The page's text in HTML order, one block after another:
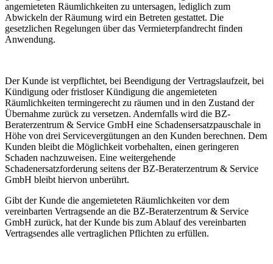
angemieteten Räumlichkeiten zu untersagen, lediglich zum
Abwickeln der Räumung wird ein Betreten gestattet. Die
gesetzlichen Regelungen über das Vermieterpfandrecht finden
Anwendung.
Der Kunde ist verpflichtet, bei Beendigung der Vertragslaufzeit, bei
Kündigung oder fristloser Kündigung die angemieteten
Räumlichkeiten termingerecht zu räumen und in den Zustand der
Übernahme zurück zu versetzen. Andernfalls wird die BZ-
Beraterzentrum & Service GmbH eine Schadensersatzpauschale in
Höhe von drei Servicevergütungen an den Kunden berechnen. Dem
Kunden bleibt die Möglichkeit vorbehalten, einen geringeren
Schaden nachzuweisen. Eine weitergehende
Schadenersatzforderung seitens der BZ-Beraterzentrum & Service
GmbH bleibt hiervon unberührt.
Gibt der Kunde die angemieteten Räumlichkeiten vor dem
vereinbarten Vertragsende an die BZ-Beraterzentrum & Service
GmbH zurück, hat der Kunde bis zum Ablauf des vereinbarten
Vertragsendes alle vertraglichen Pflichten zu erfüllen.